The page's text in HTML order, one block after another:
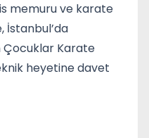
memuru ve karate
İstanbul’da
Çocuklar Karate
heyetine davet